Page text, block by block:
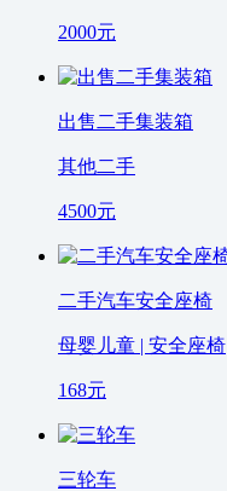
2000元
出售二手集装箱
其他二手
4500元
二手汽车安全座椅
母婴儿童 | 安全座椅
168元
三轮车